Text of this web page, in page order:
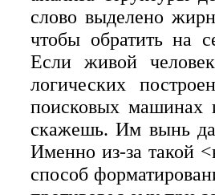
слово выделено
чтобы обратить на
Если живой
логических
поисковых машинах
скажешь. Им вынь да
Именно из-за такой
способ